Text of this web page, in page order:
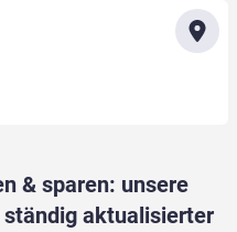
& sparen: unsere
aktualisierter